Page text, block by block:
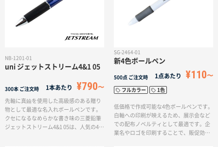
NB-1201-01
uni ジェットストリーム4&1 05
300本 ご注文時 1本あたり ¥790
先軸に真鍮を使用した高級感のある贈り
物として最適な名入れボールペンです。
クセになるなめらかな書き味の三菱鉛筆
ジェットストリーム4&1 05は、人気の4色
SG-2464-01
新4色ボールペン
500点 ご注文時 1点あたり ¥110
フルカラー 1色
低価格で作成可能な4色ボールペンです。
白軸への印刷が映えるため、展示会など
での配布ノベルティとして最適です。企
業名やロゴを印刷することで、販促効果